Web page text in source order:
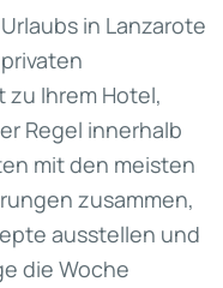
in Lanzarote
Ihrem Hotel,
Regel innerhalb
mit den meisten
zusammen,
ausstellen und
die Woche